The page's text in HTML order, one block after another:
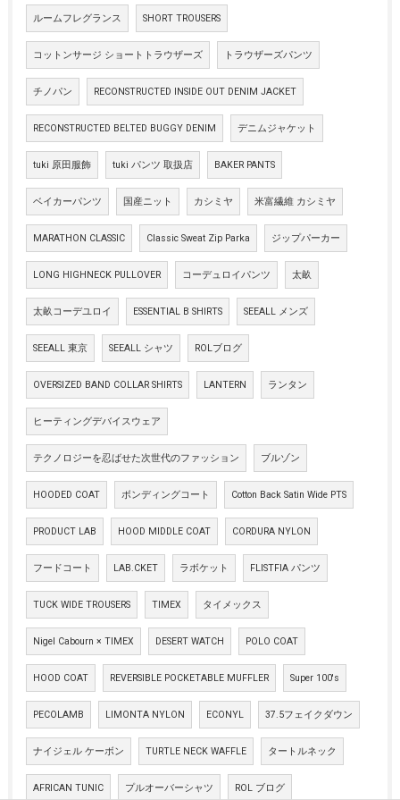
ルームフレグランス SHORT TROUSERS
コットンサージ ショートトラウザーズ トラウザーズパンツ
チノパン RECONSTRUCTED INSIDE OUT DENIM JACKET
RECONSTRUCTED BELTED BUGGY DENIM デニムジャケット
tuki 原田服飾 tuki パンツ 取扱店 BAKER PANTS
ベイカーパンツ 国産ニット カシミヤ 米富繊維 カシミヤ
MARATHON CLASSIC Classic Sweat Zip Parka ジップパーカー
LONG HIGHNECK PULLOVER コーデュロイパンツ 太畝
太畝コーデユロイ ESSENTIAL B SHIRTS SEEALL メンズ
SEEALL 東京 SEEALL シャツ ROLブログ
OVERSIZED BAND COLLAR SHIRTS LANTERN ランタン
ヒーティングデバイスウェア
テクノロジーを忍ばせた次世代のファッション ブルゾン
HOODED COAT ボンディングコート Cotton Back Satin Wide PTS
PRODUCT LAB HOOD MIDDLE COAT CORDURA NYLON
フードコート LAB.CKET ラボケット FLISTFIA パンツ
TUCK WIDE TROUSERS TIMEX タイメックス
Nigel Cabourn × TIMEX DESERT WATCH POLO COAT
HOOD COAT REVERSIBLE POCKETABLE MUFFLER Super 100's
PECOLAMB LIMONTA NYLON ECONYL 37.5フェイクダウン
ナイジェル ケーボン TURTLE NECK WAFFLE タートルネック
AFRICAN TUNIC プルオーバーシャツ ROL ブログ